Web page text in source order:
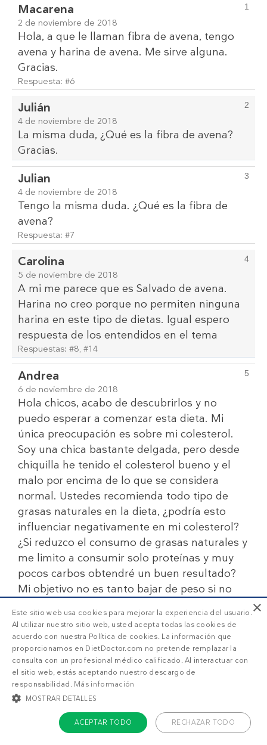
1
Macarena
2 de noviembre de 2018
Hola, a que le llaman fibra de avena, tengo
avena y harina de avena. Me sirve alguna.
Gracias.
Respuesta: #6
2
Julián
4 de noviembre de 2018
La misma duda, ¿Qué es la fibra de avena?
Gracias.
3
Julian
4 de noviembre de 2018
Tengo la misma duda. ¿Qué es la fibra de
avena?
Respuesta: #7
4
Carolina
5 de noviembre de 2018
A mi me parece que es Salvado de avena.
Harina no creo porque no permiten ninguna
harina en este tipo de dietas. Igual espero
respuesta de los entendidos en el tema
Respuestas: #8, #14
5
Andrea
6 de noviembre de 2018
Hola chicos, acabo de descubrirlos y no
puedo esperar a comenzar esta dieta. Mi
única preocupación es sobre mi colesterol.
Soy una chica bastante delgada, pero desde
chiquilla he tenido el colesterol bueno y el
malo por encima de lo que se considera
normal. Ustedes recomienda todo tipo de
grasas naturales en la dieta, ¿podría esto
influenciar negativamente en mi colesterol?
¿Si reduzco el consumo de grasas naturales y
me limito a consumir solo proteínas y muy
pocos carbos obtendré un buen resultado?
Mi objetivo no es tanto bajar de peso si no
abdomen.
Gracias.
Andrea
Respuestas: #9,#15
Equipo Diet Doctor
10 de noviembre de 2018
×
Este sitio web usa cookies para mejorar la experiencia del usuario.
Al utilizar nuestro sitio web, usted acepta todas las cookies de
acuerdo con nuestra Política de cookies. La información que
proporcionamos en DietDoctor.com no pretende remplazar la
consulta con un profesional médico calificado. Al interactuar con
el sitio web, estás aceptando nuestro descargo de
responsabilidad. Más información
MOSTRAR DETALLES
ACEPTAR TODO RECHAZAR TODO